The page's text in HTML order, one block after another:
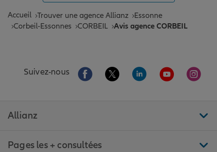
Accueil Trouver une agence Allianz
Essonne
Corbeil-Essonnes
CORBEIL Avis agence CORBEIL
Suivez-nous Aller sur la page Facebook de Allianz
Aller sur la page Twitter de
Aller sur la page
Aller sur la
Aller
Allianz
Pages les + consultées